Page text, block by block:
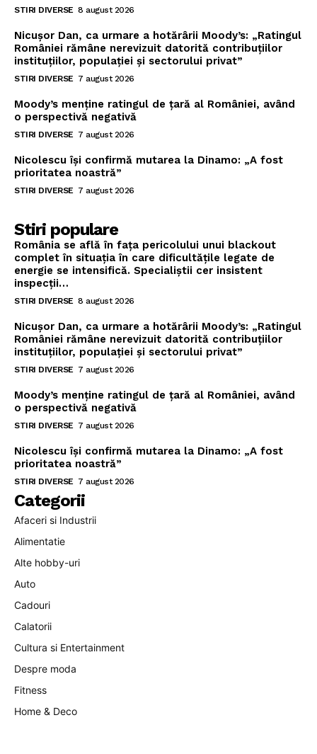
STIRI DIVERSE 8 august 2026
Nicușor Dan, ca urmare a hotărârii Moody’s: „Ratingul
României rămâne nerevizuit datorită contribuțiilor
instituțiilor, populației și sectorului privat”
STIRI DIVERSE 7 august 2026
Moody’s menține ratingul de țară al României, având
o perspectivă negativă
STIRI DIVERSE 7 august 2026
Nicolescu își confirmă mutarea la Dinamo: „A fost
prioritatea noastră”
STIRI DIVERSE 7 august 2026
Stiri populare
România se află în fața pericolului unui blackout
complet în situația în care dificultățile legate de
energie se intensifică. Specialiștii cer insistent
inspecții…
STIRI DIVERSE 8 august 2026
Nicușor Dan, ca urmare a hotărârii Moody’s: „Ratingul
României rămâne nerevizuit datorită contribuțiilor
instituțiilor, populației și sectorului privat”
STIRI DIVERSE 7 august 2026
Moody’s menține ratingul de țară al României, având
o perspectivă negativă
STIRI DIVERSE 7 august 2026
Nicolescu își confirmă mutarea la Dinamo: „A fost
prioritatea noastră”
STIRI DIVERSE 7 august 2026
Categorii
Afaceri si Industrii
Alimentatie
Alte hobby-uri
Auto
Cadouri
Calatorii
Cultura si Entertainment
Despre moda
Fitness
Home & Deco